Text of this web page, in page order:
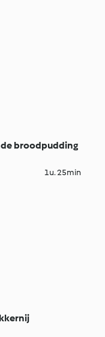
broodpudding
1u. 25min